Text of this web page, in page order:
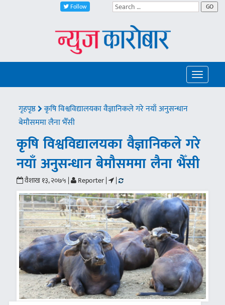
Follow GO
Toggle
गृहपृष्ठ
कृषि विश्वविद्यालयका वैज्ञानिकले गरे नयाँ अनुसन्धान
बेमौसममा लैना भैँसी
कृषि विश्वविद्यालयका वैज्ञानिकले गरे
नयाँ अनुसन्धान बेमौसममा लैना भैँसी
वैशाख १३, २०७५ | Reporter | |